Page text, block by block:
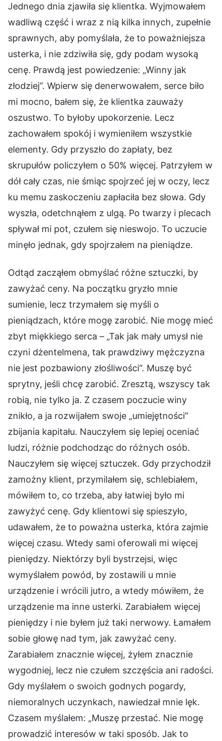
Jednego dnia zjawiła się klientka. Wyjmowałem
wadliwą część i wraz z nią kilka innych, zupełnie
sprawnych, aby pomyślała, że to poważniejsza
usterka, i nie zdziwiła się, gdy podam wysoką
cenę. Prawdą jest powiedzenie: „Winny jak
złodziej”. Wpierw się denerwowałem, serce biło
mi mocno, bałem się, że klientka zauważy
oszustwo. To byłoby upokorzenie. Lecz
zachowałem spokój i wymieniłem wszystkie
elementy. Gdy przyszło do zapłaty, bez
skrupułów policzyłem o 50% więcej. Patrzyłem w
dół cały czas, nie śmiąc spojrzeć jej w oczy, lecz
ku memu zaskoczeniu zapłaciła bez słowa. Gdy
wyszła, odetchnąłem z ulgą. Po twarzy i plecach
spływał mi pot, czułem się nieswojo. To uczucie
minęło jednak, gdy spojrzałem na pieniądze.
Odtąd zacząłem obmyślać różne sztuczki, by
zawyżać ceny. Na początku gryzło mnie
sumienie, lecz trzymałem się myśli o
pieniądzach, które mogę zarobić. Nie mogę mieć
zbyt miękkiego serca – „Tak jak mały umysł nie
czyni dżentelmena, tak prawdziwy mężczyzna
nie jest pozbawiony złośliwości”. Muszę być
sprytny, jeśli chcę zarobić. Zresztą, wszyscy tak
robią, nie tylko ja. Z czasem poczucie winy
znikło, a ja rozwijałem swoje „umiejętności”
zbijania kapitału. Nauczyłem się lepiej oceniać
ludzi, różnie podchodząc do różnych osób.
Nauczyłem się więcej sztuczek. Gdy przychodził
zamożny klient, przymilałem się, schlebiałem,
mówiłem to, co trzeba, aby łatwiej było mi
zawyżyć cenę. Gdy klientowi się spieszyło,
udawałem, że to poważna usterka, która zajmie
więcej czasu. Wtedy sami oferowali mi więcej
pieniędzy. Niektórzy byli bystrzejsi, więc
wymyślałem powód, by zostawili u mnie
urządzenie i wrócili jutro, a wtedy mówiłem, że
urządzenie ma inne usterki. Zarabiałem więcej
pieniędzy i nie byłem już taki nerwowy. Łamałem
sobie głowę nad tym, jak zawyżać ceny.
Zarabiałem znacznie więcej, żyłem znacznie
wygodniej, lecz nie czułem szczęścia ani radości.
Gdy myślałem o swoich godnych pogardy,
niemoralnych uczynkach, nawiedzał mnie lęk.
Czasem myślałem: „Muszę przestać. Nie mogę
prowadzić interesów w taki sposób. Jak to